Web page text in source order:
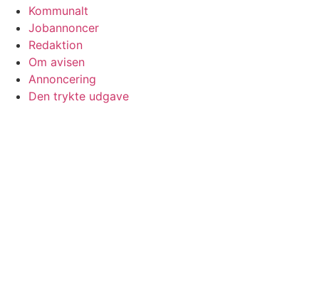
Kommunalt
Jobannoncer
Redaktion
Om avisen
Annoncering
Den trykte udgave